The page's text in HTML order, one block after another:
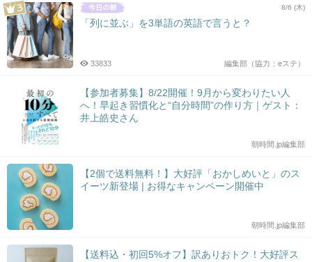
8/6 (木)
「列に並ぶ」を3単語の英語で言うと？
編集部（協力：eステ）
33833
【参加者募集】8/22開催！9月から変わりたい人
へ！早起き習慣化と“自分時間”の作り方｜ゲスト：
井上皓史さん
朝時間.jp編集部
【2個で送料無料！】大好評「おかしめいと」のス
イーツ新登場 | お得なキャンペーン開催中
朝時間.jp編集部
【送料込・初回5%オフ】訳ありおトク！大好評ス